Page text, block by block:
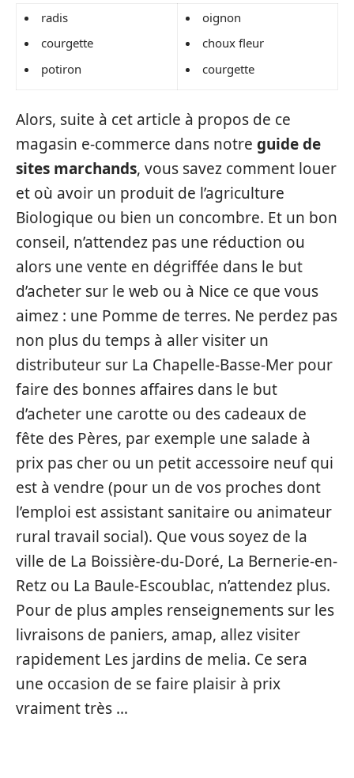
radis
courgette
potiron
oignon
choux fleur
courgette
Alors, suite à cet article à propos de ce
magasin e-commerce dans notre guide de
sites marchands, vous savez comment louer
et où avoir un produit de l’agriculture
Biologique ou bien un concombre. Et un bon
conseil, n’attendez pas une réduction ou
alors une vente en dégriffée dans le but
d’acheter sur le web ou à Nice ce que vous
aimez : une Pomme de terres. Ne perdez pas
non plus du temps à aller visiter un
distributeur sur La Chapelle-Basse-Mer pour
faire des bonnes affaires dans le but
d’acheter une carotte ou des cadeaux de
fête des Pères, par exemple une salade à
prix pas cher ou un petit accessoire neuf qui
est à vendre (pour un de vos proches dont
l’emploi est assistant sanitaire ou animateur
rural travail social). Que vous soyez de la
ville de La Boissière-du-Doré, La Bernerie-en-
Retz ou La Baule-Escoublac, n’attendez plus.
Pour de plus amples renseignements sur les
livraisons de paniers, amap, allez visiter
rapidement Les jardins de melia. Ce sera
une occasion de se faire plaisir à prix
vraiment très …